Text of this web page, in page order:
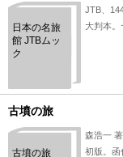
日本の名旅
館 JTBムッ
ク
JTB、
大判本。
古墳の旅
古墳の旅
森浩一
初版。函